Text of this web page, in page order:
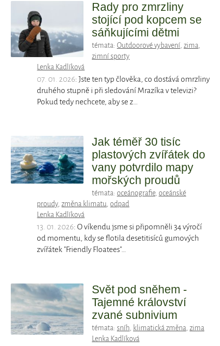
Rady pro zmrzliny
stojící pod kopcem se
sáňkujícími dětmi
témata: Outdoorové vybavení, zima,
zimní sporty
Lenka Kadlíková
07. 01. 2026: Jste ten typ člověka, co dostává omrzliny
druhého stupně i při sledování Mrazíka v televizi?
Pokud tedy nechcete, aby se z…
Jak téměř 30 tisíc
plastových zvířátek do
vany potvrdilo mapy
mořských proudů
témata: oceánografie, oceánské
proudy,změna klimatu,odpad
Lenka Kadlíková
13. 01. 2026: O víkendu jsme si připomněli 34 výročí
od momentu, kdy se flotila desetitisíců gumových
zvířátek "Friendly Floatees"…
Svět pod sněhem -
Tajemné království
zvané subnivium
témata: sníh, klimatická změna, zima
Lenka Kadlíková